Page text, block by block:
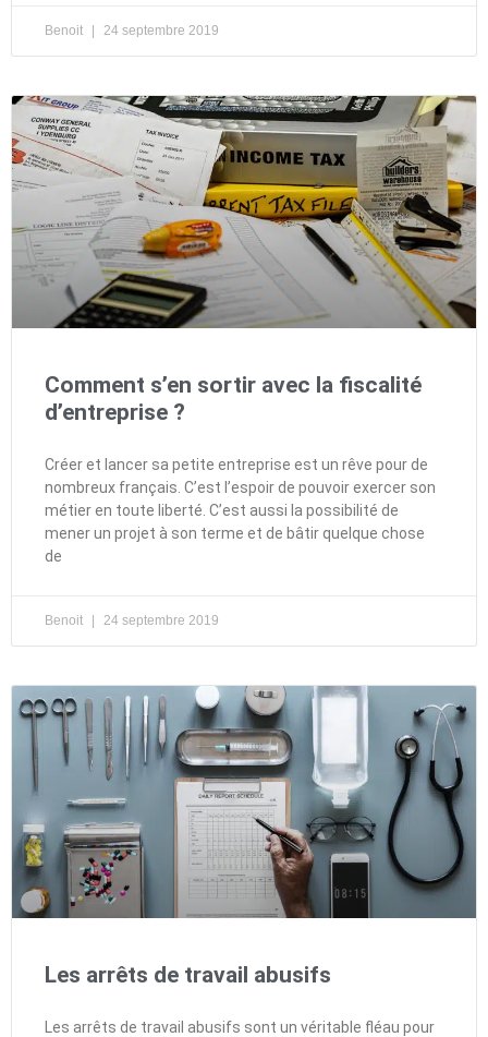
Benoit 24 septembre 2019
Comment s’en sortir avec la fiscalité
d’entreprise ?
Créer et lancer sa petite entreprise est un rêve pour de
nombreux français. C’est l’espoir de pouvoir exercer son
métier en toute liberté. C’est aussi la possibilité de
mener un projet à son terme et de bâtir quelque chose
de
Benoit 24 septembre 2019
Les arrêts de travail abusifs
Les arrêts de travail abusifs sont un véritable fléau pour